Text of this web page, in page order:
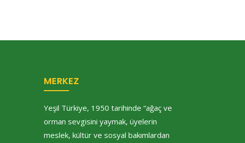
MERKEZ
Yeşil Türkiye, 1950 tarihinde “ağaç ve
orman sevgisini yaymak, üyelerin
meslek, kültür ve sosyal bakımlardan